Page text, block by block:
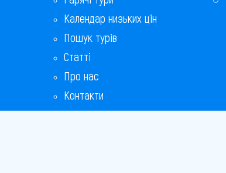
Календар низьких цін
Пошук турів
Статті
Про нас
Контакти
Бонусна програма